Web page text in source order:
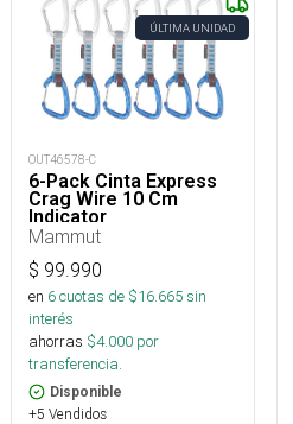
ÚLTIMA UNIDAD
OUT46578-C
6-Pack Cinta Express
Crag Wire 10 Cm
Indicator
Mammut
$ 99.990
en 6cuotas de $16.665sin
interés
ahorras $4.000 por
transferencia.
Disponible
+5 Vendidos